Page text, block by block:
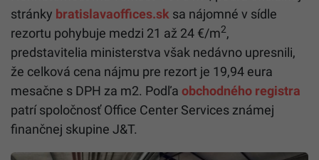
stránky bratislavaoffices.sk sa nájomné v sídle
rezortu pohybuje medzi 21 až 24 €/m2,
predstavitelia ministerstva však nedávno upresnili,
že celková cena nájmu pre rezort je 19,94 eura
mesačne s DPH za m2. Podľa obchodného registra
patrí spoločnosť Office Center Services známej
finančnej skupine J&T.